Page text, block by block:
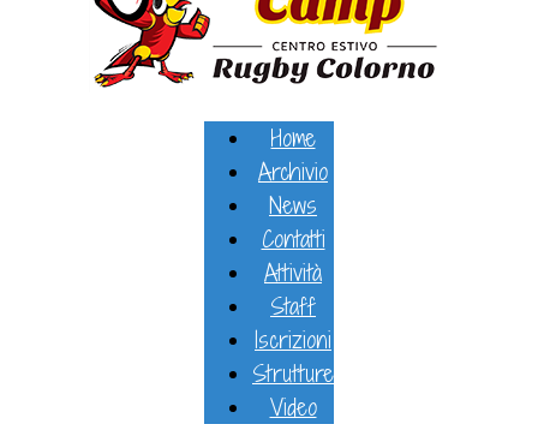
Home
Archivio
News
Contatti
Attività
Staff
Iscrizioni
Strutture
Video